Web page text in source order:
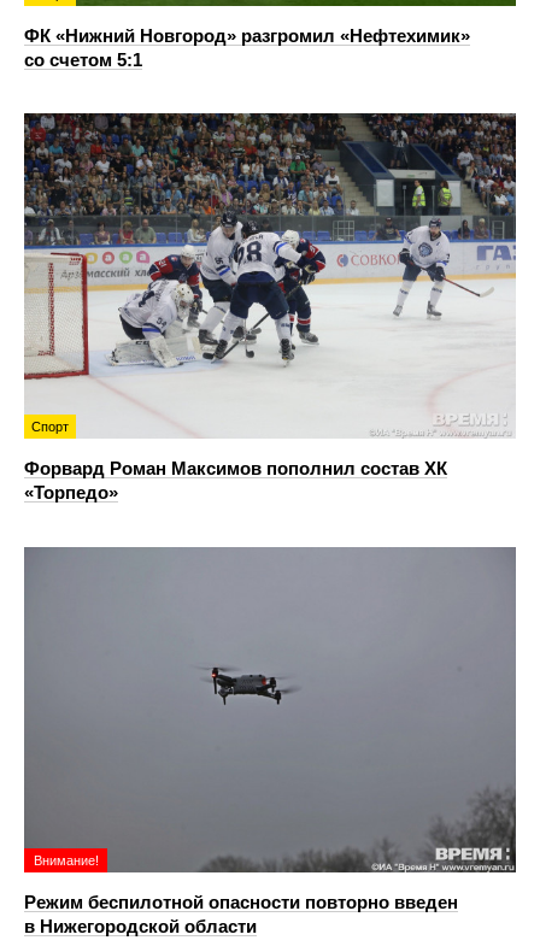
ФК «Нижний Новгород» разгромил «Нефтехимик»
со счетом 5:1
Спорт
Форвард Роман Максимов пополнил состав ХК
«Торпедо»
Внимание!
Режим беспилотной опасности повторно введен
в Нижегородской области